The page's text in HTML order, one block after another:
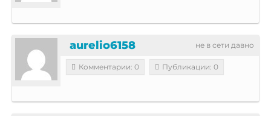
не в сети давно
aurelio6158
Комментарии: 0 Публикации: 0